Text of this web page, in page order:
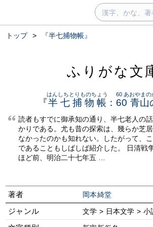
トップ > 『半七捕物帳』
ふりがな文
『半七捕物帳
はんしちとりものちょう
： 60 青山
60 あおやまの
読者もすでに御承知の通り、半七老人の
かりである。尤も昔の探索は、幾らか芝
なかったのかも知れない。したがって、
であることもしばしば紹介した。 日清戦
ほど前、明治二十七年五 …
著者 岡本綺堂
ジャンル 文学 > 日本文学 > 小